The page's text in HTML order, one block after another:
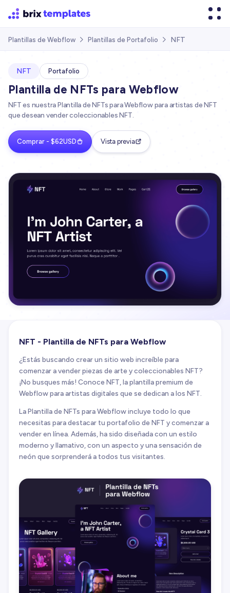
Plantillas de Webflow  Plantillas de Portafolio  NFT
NFT Portafolio
Plantilla de NFTs para Webflow
NFT es nuestra Plantilla de NFTs para Webflow para artistas de NFT
que desean vender coleccionables NFT.
Comprar - $62USD Vista previa
NFT - Plantilla de NFTs para Webflow
¿Estás buscando crear un sitio web increíble para
comenzar a vender piezas de arte y coleccionables NFT?
¡No busques más! Conoce NFT, la plantilla premium de
Webflow para artistas digitales que se dedican a los NFT.
La Plantilla de NFTs para Webflow incluye todo lo que
necesitas para destacar tu portafolio de NFT y comenzar a
vender en línea. Además, ha sido diseñada con un estilo
moderno y llamativo, con un aspecto y una sensación de
neón que sorprenderá a todos tus visitantes.